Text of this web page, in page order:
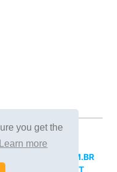
you get the
Learn more
DOCERI.COM.BR
DOCERO.NET